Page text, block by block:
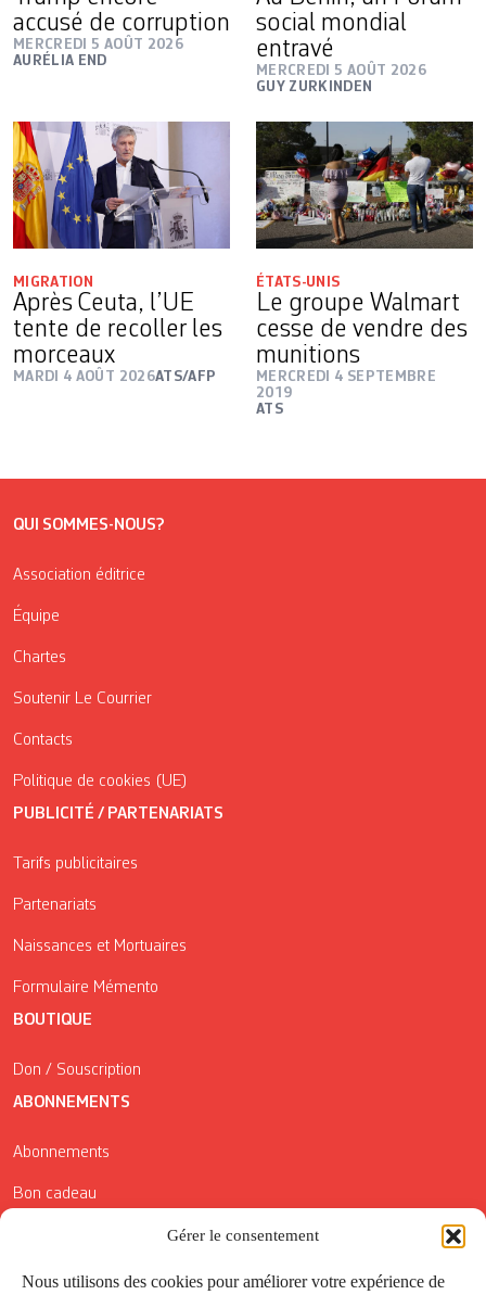
Gérer le consentement
Nous utilisons des cookies pour améliorer votre expérience de
accusé de corruption
MERCREDI 5 AOÛT 2026
AURÉLIA END
social mondial
entravé
MERCREDI 5 AOÛT 2026
GUY ZURKINDEN
MIGRATION
Après Ceuta, l’UE
tente de recoller les
morceaux
MARDI 4 AOÛT 2026ATS/AFP
ÉTATS-UNIS
Le groupe Walmart
cesse de vendre des
munitions
MERCREDI 4 SEPTEMBRE
2019
ATS
QUI SOMMES-NOUS?
Association éditrice
Équipe
Chartes
Soutenir Le Courrier
Contacts
Politique de cookies (UE)
PUBLICITÉ / PARTENARIATS
Tarifs publicitaires
Partenariats
Naissances et Mortuaires
Formulaire Mémento
BOUTIQUE
Don / Souscription
ABONNEMENTS
Abonnements
Bon cadeau
Conditions générales de vente
Réductions de la Carte Côté Courrier